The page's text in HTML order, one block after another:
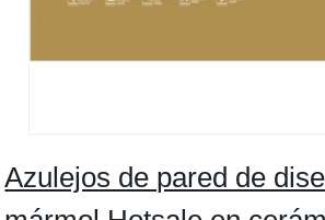
Azulejos de pared de